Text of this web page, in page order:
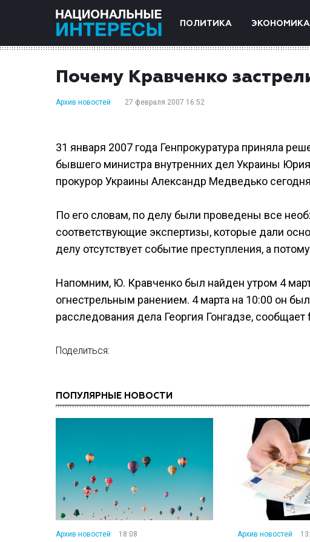
ПОЛИТИКА ЭКОНОМИКА
Почему Кравченко
Архив новостей 27 февраля 2007 16:52
31 января 2007 года Генпрокуратура приняла
бывшего министра внутренних дел Украины
прокурор Украины Александр Медведько
По его словам, по делу были проведены все
соответствующие экспертизы, которые дали
делу отсутствует событие преступления, а
Напомним, Ю. Кравченко был найден утром 4
огнестрельным ранением. 4 марта на 10:00 он
расследования дела Георгия Гонгадзе,
Поделиться:
ПОПУЛЯРНЫЕ НОВОСТИ
Архив новостей 18:08 Архив новостей